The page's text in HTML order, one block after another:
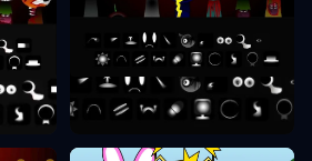
Sprunki Phase 9